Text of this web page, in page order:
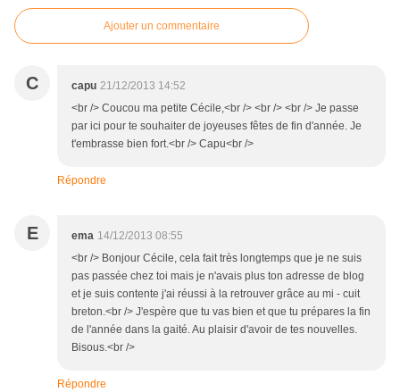
Ajouter un commentaire
C capu 21/12/2013 14:52
<br /> Coucou ma petite Cécile,<br /> <br /> <br /> Je passe
par ici pour te souhaiter de joyeuses fêtes de fin d'année. Je
t'embrasse bien fort.<br /> Capu<br />
Répondre
E ema 14/12/2013 08:55
<br /> Bonjour Cécile, cela fait très longtemps que je ne suis
pas passée chez toi mais je n'avais plus ton adresse de blog
et je suis contente j'ai réussi à la retrouver grâce au mi - cuit
breton.<br /> J'espère que tu vas bien et que tu prépares la fin
de l'année dans la gaité. Au plaisir d'avoir de tes nouvelles.
Bisous.<br />
Répondre